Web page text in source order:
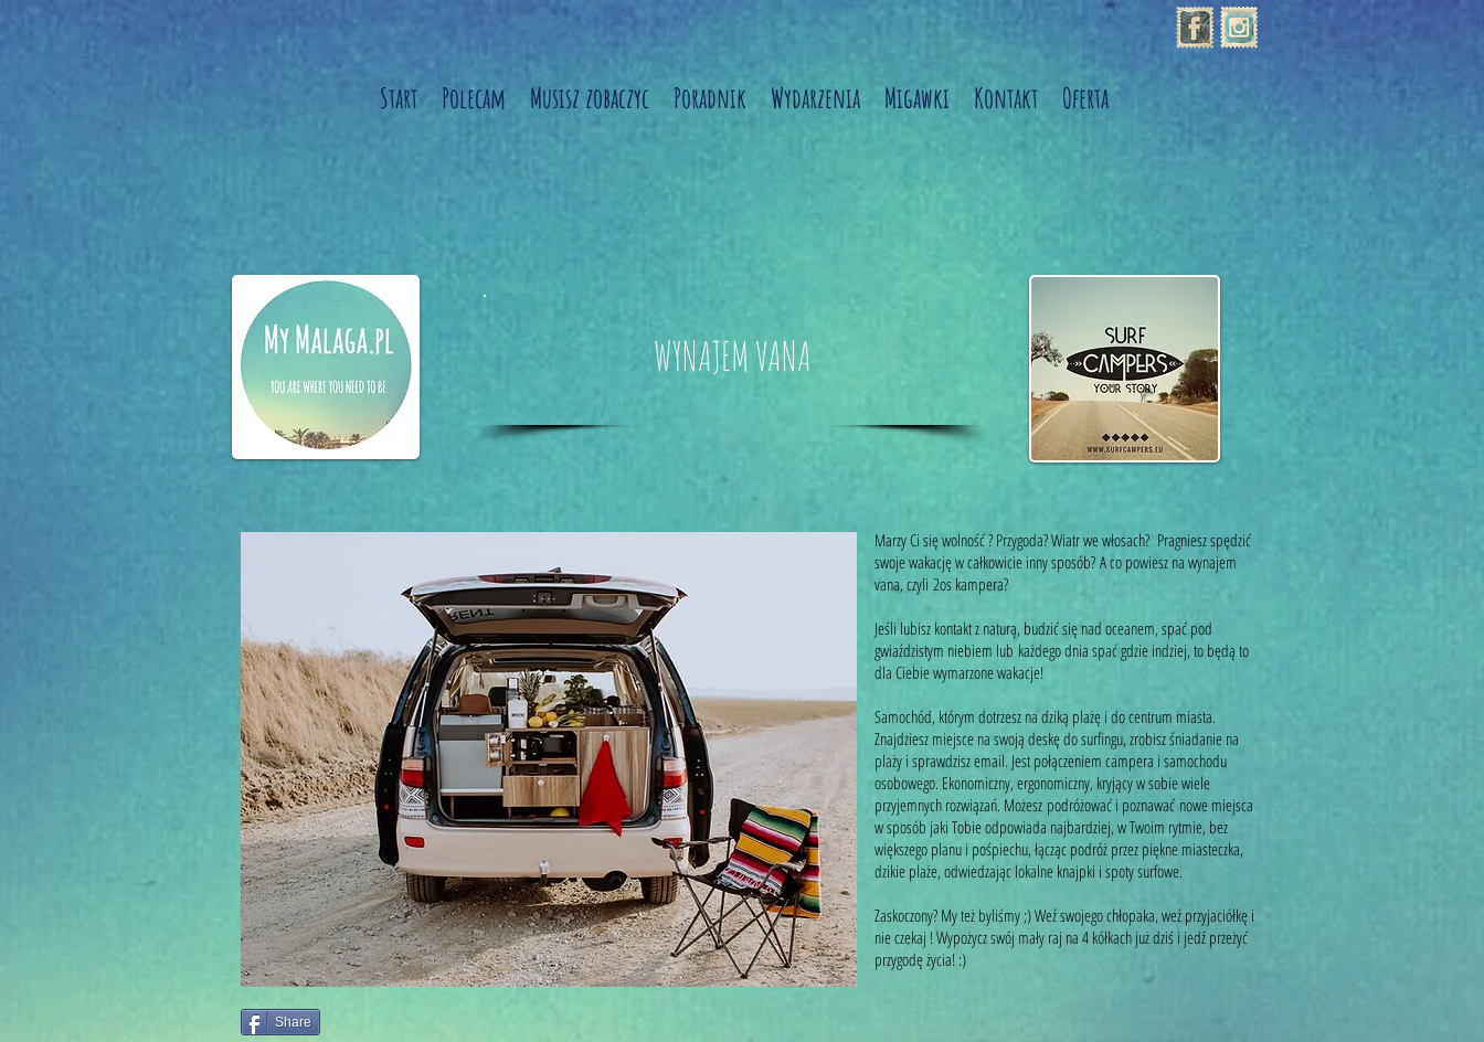
Start Polecam Musisz zobaczyc Poradnik Wydarzenia Migawki Kontakt Oferta
WYNAJEM VANA
Share
Marzy Ci się wolność ? Przygoda? Wiatr we włosach? Pragniesz spędzić
swoje wakację w całkowicie inny sposób? A co powiesz na wynajem
vana, czyli 2os kampera?
Jeśli lubisz kontakt z naturą, budzić się nad oceanem, spać pod
gwiaździstym niebiem lub każdego dnia spać gdzie indziej, to będą to
dla Ciebie wymarzone wakacje!
Samochód, którym dotrzesz na dziką plażę i do centrum miasta.
Znajdziesz miejsce na swoją deskę do surfingu, zrobisz śniadanie na
plaży i sprawdzisz email. Jest połączeniem campera i samochodu
osobowego. Ekonomiczny, ergonomiczny, kryjący w sobie wiele
przyjemnych rozwiązań. Możesz podróżować i poznawać nowe miejsca
w sposób jaki Tobie odpowiada najbardziej, w Twoim rytmie, bez
większego planu i pośpiechu, łącząc podróż przez piękne miasteczka,
dzikie plaże, odwiedzając lokalne knajpki i spoty surfowe.
Zaskoczony? My też byliśmy ;) Weź swojego chłopaka, weź przyjaciółkę i
nie czekaj ! Wypożycz swój mały raj na 4 kółkach już dziś i jedź przeżyć
przygodę życia! :)